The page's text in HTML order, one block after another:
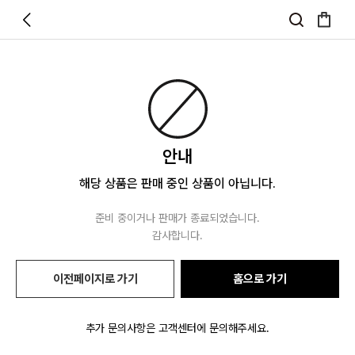
안내
해당 상품은 판매 중인 상품이 아닙니다.
준비 중이거나 판매가 종료되었습니다.
감사합니다.
이전페이지로 가기 홈으로 가기
추가 문의사항은 고객센터에 문의해주세요.